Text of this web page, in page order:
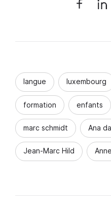
langue luxembourg
formation enfants
marc schmidt Ana
Jean-Marc Hild